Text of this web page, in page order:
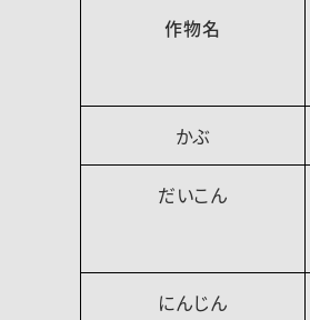
作物名
かぶ
だいこん
にんじん